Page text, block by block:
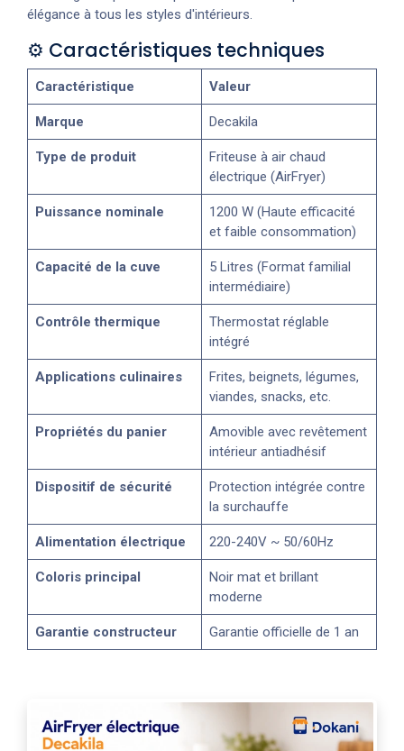
élégance à tous les styles d'intérieurs.
⚙️ Caractéristiques techniques
Caractéristique Valeur
Marque Decakila
Type de produit
Friteuse à air chaud
électrique (AirFryer)
Puissance nominale
1200 W (Haute efficacité
et faible consommation)
Capacité de la cuve
5 Litres (Format familial
intermédiaire)
Contrôle thermique
Thermostat réglable
intégré
Applications culinaires
Frites, beignets, légumes,
viandes, snacks, etc.
Propriétés du panier
Amovible avec revêtement
intérieur antiadhésif
Dispositif de sécurité
Protection intégrée contre
la surchauffe
Alimentation électrique 220-240V ~ 50/60Hz
Coloris principal
Noir mat et brillant
moderne
Garantie constructeur Garantie officielle de 1 an